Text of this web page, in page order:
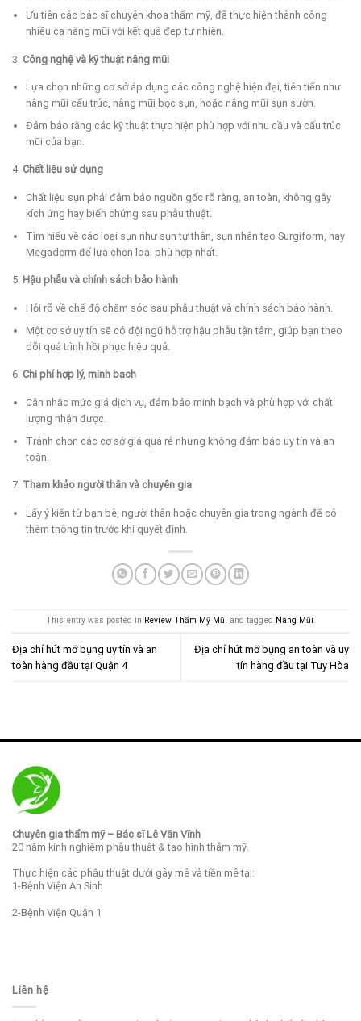
Ưu tiên các bác sĩ chuyên khoa thẩm mỹ, đã thực hiện thành công
nhiều ca nâng mũi với kết quả đẹp tự nhiên.
3. Công nghệ và kỹ thuật nâng mũi
Lựa chọn những cơ sở áp dụng các công nghệ hiện đại, tiên tiến như
nâng mũi cấu trúc, nâng mũi bọc sụn, hoặc nâng mũi sụn sườn.
Đảm bảo rằng các kỹ thuật thực hiện phù hợp với nhu cầu và cấu trúc
mũi của bạn.
4. Chất liệu sử dụng
Chất liệu sụn phải đảm bảo nguồn gốc rõ ràng, an toàn, không gây
kích ứng hay biến chứng sau phẫu thuật.
Tìm hiểu về các loại sụn như sụn tự thân, sụn nhân tạo Surgiform, hay
Megaderm để lựa chọn loại phù hợp nhất.
5. Hậu phẫu và chính sách bảo hành
Hỏi rõ về chế độ chăm sóc sau phẫu thuật và chính sách bảo hành.
Một cơ sở uy tín sẽ có đội ngũ hỗ trợ hậu phẫu tận tâm, giúp bạn theo
dõi quá trình hồi phục hiệu quả.
6. Chi phí hợp lý, minh bạch
Cân nhắc mức giá dịch vụ, đảm bảo minh bạch và phù hợp với chất
lượng nhận được.
Tránh chọn các cơ sở giá quá rẻ nhưng không đảm bảo uy tín và an
toàn.
7. Tham khảo người thân và chuyên gia
Lấy ý kiến từ bạn bè, người thân hoặc chuyên gia trong ngành để có
thêm thông tin trước khi quyết định.
This entry was posted in Review Thẩm Mỹ Mũi and tagged Nâng Mũi.
Địa chỉ hút mỡ bụng uy tín và an
toàn hàng đầu tại Quận 4
Địa chỉ hút mỡ bụng an toàn và uy
tín hàng đầu tại Tuy Hòa
Chuyên gia thẩm mỹ – Bác sĩ Lê Văn Vĩnh
20 năm kinh nghiệm phẫu thuật & tạo hình thẫm mỹ.
Thực hiện các phẫu thuật dưới gây mê và tiền mê tại:
1-Bệnh Viện An Sinh
2-Bệnh Viện Quận 1
Liên hệ